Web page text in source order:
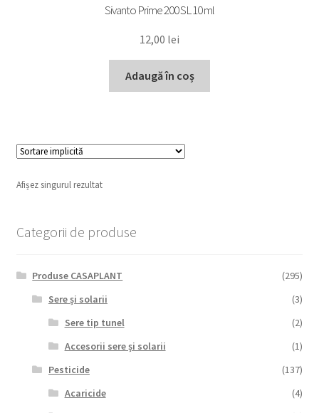
Sivanto Prime 200 SL 10 ml
12,00 lei
Adaugă în coș
Afișez singurul rezultat
Categorii de produse
Produse CASAPLANT
(295)
Sere și solarii
(3)
Sere tip tunel
(2)
Accesorii sere și solarii
(1)
Pesticide
(137)
Acaricide
(4)